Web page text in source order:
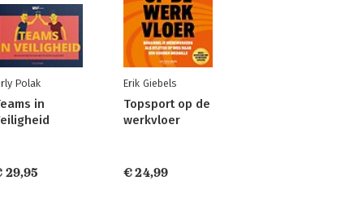
Polak
in
29,95
Erik Giebels
Topsport op de
werkvloer
€ 24,99